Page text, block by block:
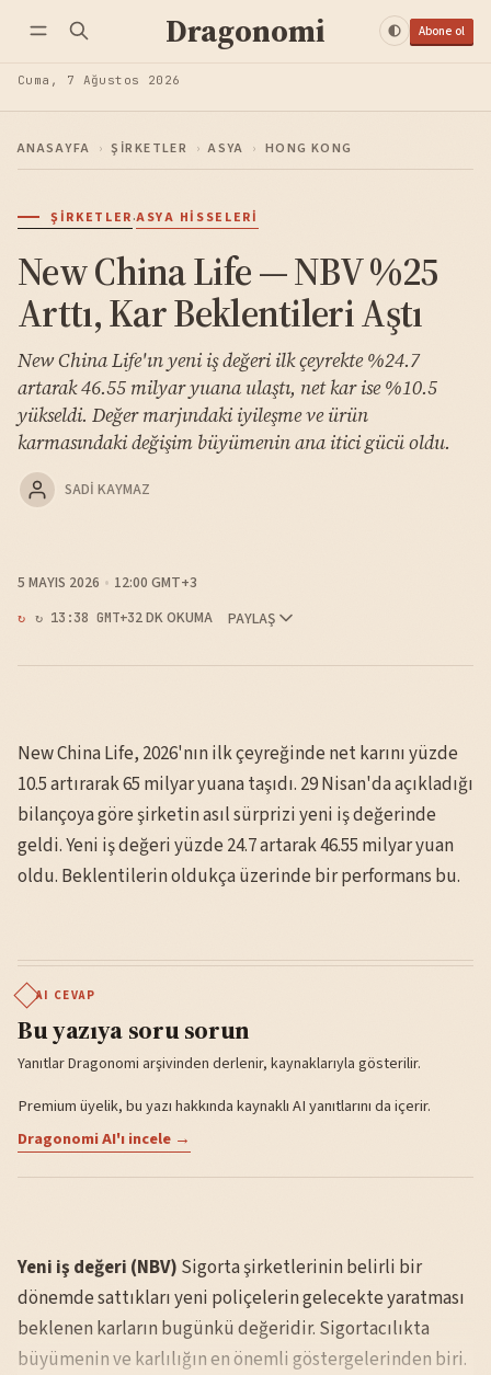
Dragonomi Abone ol
Cuma, 7 Ağustos 2026
ANASAYFA › ŞIRKETLER › ASYA › HONG KONG
ŞIRKETLER·ASYA HISSELERI
New China Life — NBV %25
Arttı, Kar Beklentileri Aştı
New China Life'ın yeni iş değeri ilk çeyrekte %24.7
artarak 46.55 milyar yuana ulaştı, net kar ise %10.5
yükseldi. Değer marjındaki iyileşme ve ürün
karmasındaki değişim büyümenin ana itici gücü oldu.
SADI KAYMAZ
5 MAYIS 2026 12:00 GMT+3
↻ 13:38 GMT+32 DK OKUMA PAYLAŞ
New China Life, 2026'nın ilk çeyreğinde net karını yüzde
10.5 artırarak 65 milyar yuana taşıdı. 29 Nisan'da açıkladığı
bilançoya göre şirketin asıl sürprizi yeni iş değerinde
geldi. Yeni iş değeri yüzde 24.7 artarak 46.55 milyar yuan
oldu. Beklentilerin oldukça üzerinde bir performans bu.
AI CEVAP
Bu yazıya soru sorun
Yanıtlar Dragonomi arşivinden derlenir, kaynaklarıyla gösterilir.
Premium üyelik, bu yazı hakkında kaynaklı AI yanıtlarını da içerir.
Dragonomi AI'ı incele →
Yeni iş değeri (NBV) Sigorta şirketlerinin belirli bir
dönemde sattıkları yeni poliçelerin gelecekte yaratması
beklenen karların bugünkü değeridir. Sigortacılıkta
büyümenin ve karlılığın en önemli göstergelerinden biri.